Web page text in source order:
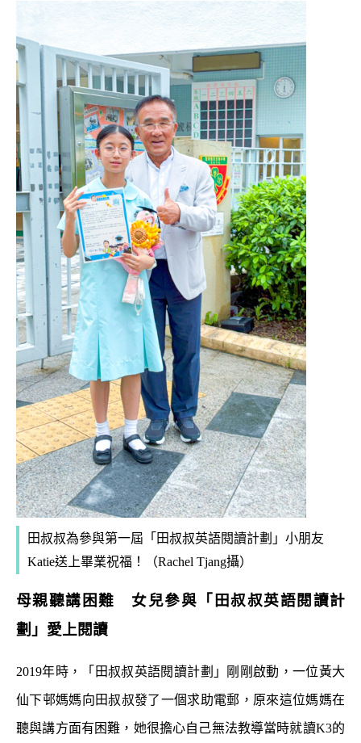
田叔叔為參與第一屆「田叔叔英語閱讀計劃」小朋友
Katie送上畢業祝福！（Rachel Tjang攝）
母親聽講困難 女兒參與「田叔叔英語閱讀計
劃」愛上閱讀
2019年時，「田叔叔英語閱讀計劃」剛剛啟動，一位黃大
仙下邨媽媽向田叔叔發了一個求助電郵，原來這位媽媽在
聽與講方面有困難，她很擔心自己無法教導當時就讀K3的